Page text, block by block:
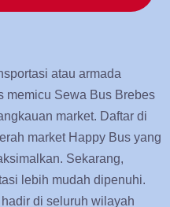
atau armada
memicu Sewa Bus Brebes
market. Daftar di
market Happy Bus yang
Sekarang,
lebih mudah dipenuhi.
di seluruh wilayah